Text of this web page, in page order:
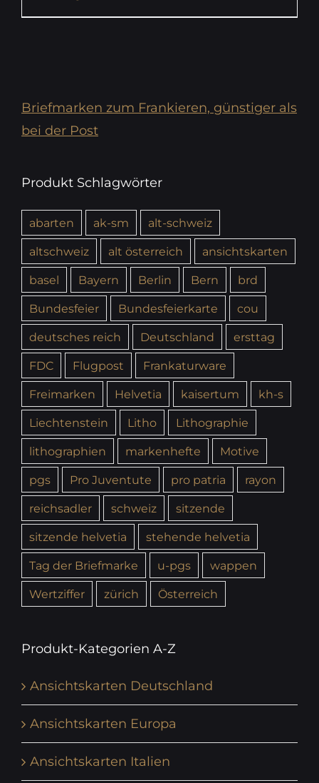
Briefmarken zum Frankieren, günstiger als
bei der Post
Produkt Schlagwörter
abarten ak-sm
alt-schweiz
altschweiz
alt österreich
ansichtskarten
basel
Bayern Berlin Bern
brd
Bundesfeier
Bundesfeierkarte
cou
deutsches reich
Deutschland
ersttag
FDC
Flugpost
Frankaturware
Freimarken
Helvetia kaisertum
kh-s
Liechtenstein
Litho
Lithographie
lithographien
markenhefte
Motive
pgs
Pro Juventute pro patria
rayon
reichsadler
schweiz
sitzende
sitzende helvetia
stehende helvetia
Tag der Briefmarke
u-pgs
wappen
Wertziffer
zürich Österreich
Produkt-Kategorien A-Z
Ansichtskarten Deutschland
Ansichtskarten Europa
Ansichtskarten Italien